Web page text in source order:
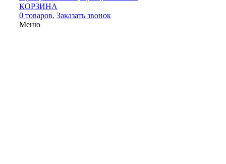
КОРЗИНА
0 товаров. Заказать звонок
Меню